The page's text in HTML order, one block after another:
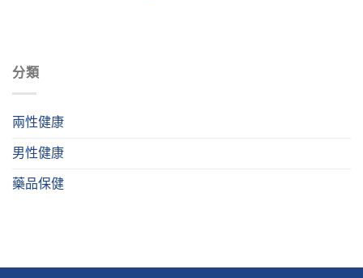
分類
兩性健康
男性健康
藥品保健